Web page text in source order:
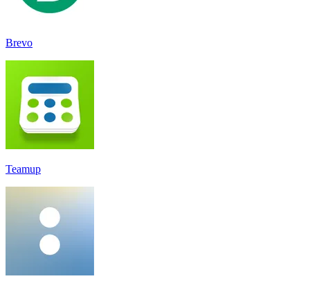
Brevo
Teamup